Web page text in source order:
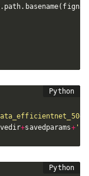
. path. basename(
+savedparams+